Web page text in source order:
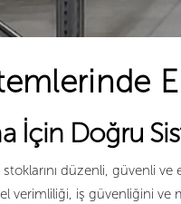
İçin Doğru
düzenli, güvenli
verimliliği, iş güvenliğini